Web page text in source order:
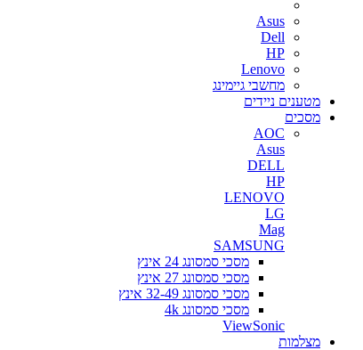
Asus
Dell
HP
Lenovo
מחשבי גיימינג
מטענים ניידים
מסכים
AOC
Asus
DELL
HP
LENOVO
LG
Mag
SAMSUNG
מסכי סמסונג 24 אינץ
מסכי סמסונג 27 אינץ
מסכי סמסונג 32-49 אינץ
מסכי סמסונג 4k
ViewSonic
מצלמות